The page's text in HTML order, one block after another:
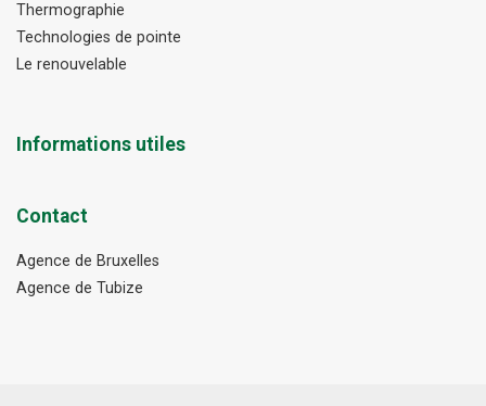
Thermographie
Technologies de pointe
Le renouvelable
Informations utiles
Contact
Agence de Bruxelles
Agence de Tubize